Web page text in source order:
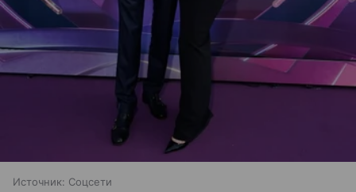
Источник: Соцсети